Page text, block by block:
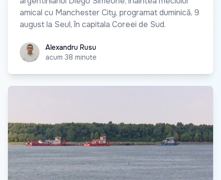
amical cu Manchester City, programat duminică, 9
august la Seul, în capitala Coreei de Sud.
Alexandru Rusu
Alexandru Rusu
acum 38 minute